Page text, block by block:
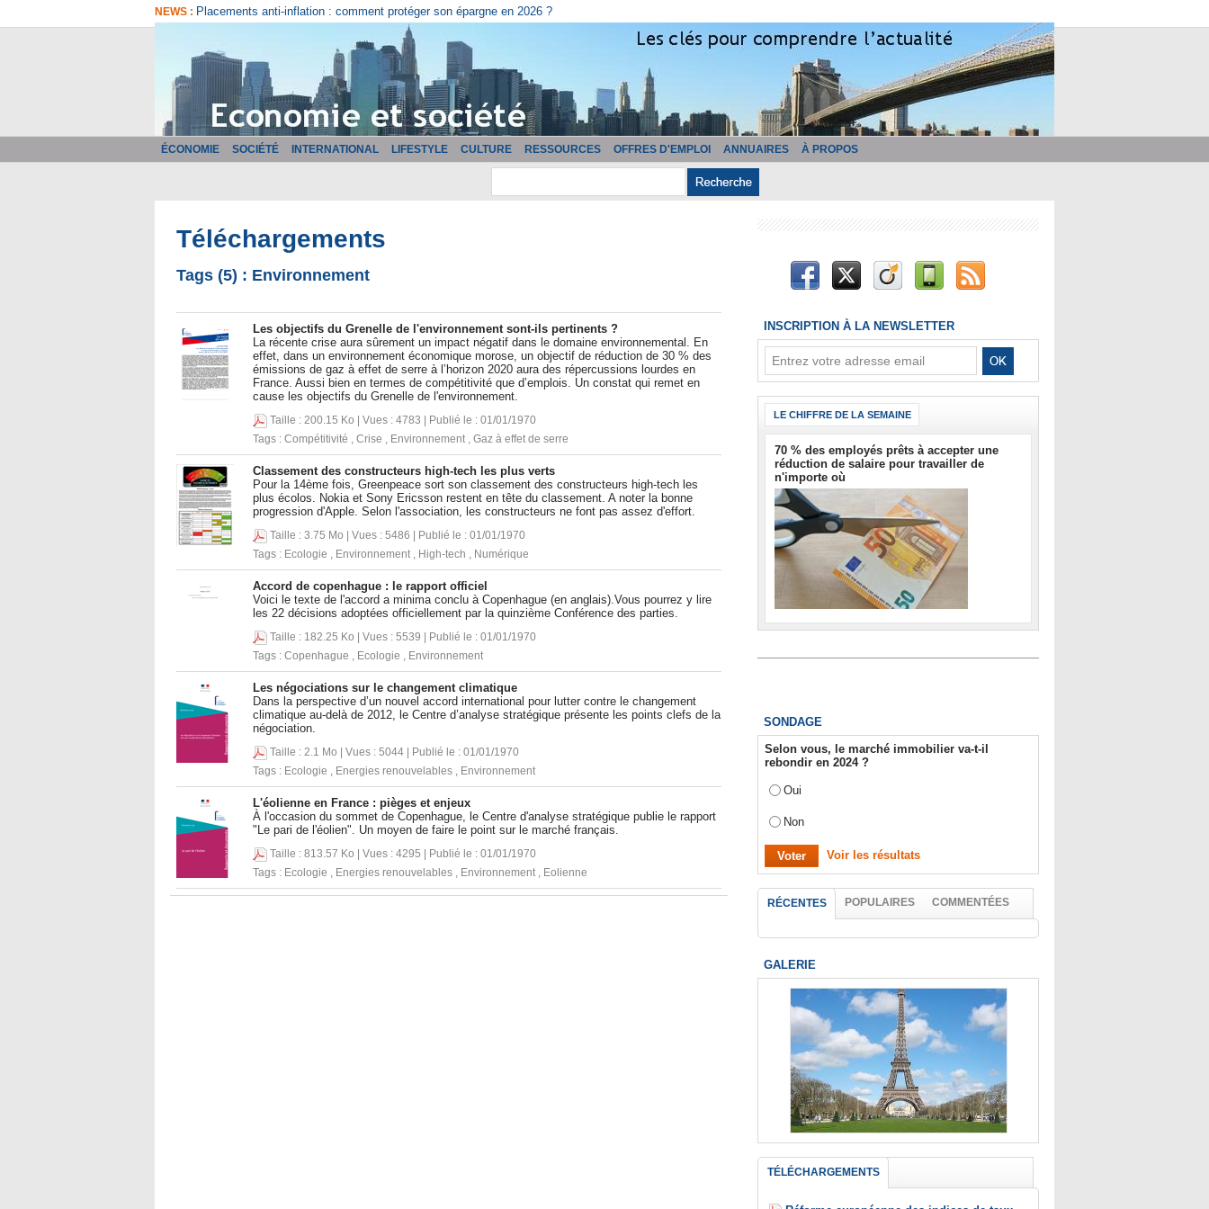
NEWS : Placements anti-inflation : comment protéger son épargne en 2026 ?
ÉCONOMIE SOCIÉTÉ INTERNATIONAL LIFESTYLE CULTURE RESSOURCES OFFRES D'EMPLOI ANNUAIRES À PROPOS
Téléchargements
Tags (5) : Environnement
Les objectifs du Grenelle de l'environnement sont-ils pertinents ?
La récente crise aura sûrement un impact négatif dans le domaine environnemental. En
effet, dans un environnement économique morose, un objectif de réduction de 30 % des
émissions de gaz à effet de serre à l’horizon 2020 aura des répercussions lourdes en
France. Aussi bien en termes de compétitivité que d’emplois. Un constat qui remet en
cause les objectifs du Grenelle de l'environnement.
Taille : 200.15 Ko | Vues : 4783 | Publié le : 01/01/1970
Tags : Compétitivité , Crise , Environnement , Gaz à effet de serre
Classement des constructeurs high-tech les plus verts
Pour la 14ème fois, Greenpeace sort son classement des constructeurs high-tech les
plus écolos. Nokia et Sony Ericsson restent en tête du classement. A noter la bonne
progression d'Apple. Selon l'association, les constructeurs ne font pas assez d'effort.
Taille : 3.75 Mo | Vues : 5486 | Publié le : 01/01/1970
Tags : Ecologie , Environnement , High-tech , Numérique
Accord de copenhague : le rapport officiel
Voici le texte de l'accord a minima conclu à Copenhague (en anglais).Vous pourrez y lire
les 22 décisions adoptées officiellement par la quinzième Conférence des parties.
Taille : 182.25 Ko | Vues : 5539 | Publié le : 01/01/1970
Tags : Copenhague , Ecologie , Environnement
Les négociations sur le changement climatique
Dans la perspective d’un nouvel accord international pour lutter contre le changement
climatique au-delà de 2012, le Centre d’analyse stratégique présente les points clefs de la
négociation.
Taille : 2.1 Mo | Vues : 5044 | Publié le : 01/01/1970
Tags : Ecologie , Energies renouvelables , Environnement
L'éolienne en France : pièges et enjeux
À l'occasion du sommet de Copenhague, le Centre d'analyse stratégique publie le rapport
"Le pari de l'éolien". Un moyen de faire le point sur le marché français.
Taille : 813.57 Ko | Vues : 4295 | Publié le : 01/01/1970
Tags : Ecologie , Energies renouvelables , Environnement , Eolienne
INSCRIPTION À LA NEWSLETTER
LE CHIFFRE DE LA SEMAINE
70 % des employés prêts à accepter une
réduction de salaire pour travailler de
n'importe où
SONDAGE
Selon vous, le marché immobilier va-t-il
rebondir en 2024 ?
Oui
Non
Voir les résultats
RÉCENTES POPULAIRES COMMENTÉES
GALERIE
TÉLÉCHARGEMENTS